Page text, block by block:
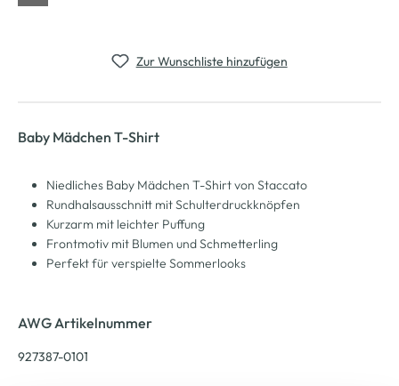
Zur Wunschliste hinzufügen
Baby Mädchen T-Shirt
Niedliches Baby Mädchen T-Shirt von Staccato
Rundhalsausschnitt mit Schulterdruckknöpfen
Kurzarm mit leichter Puffung
Frontmotiv mit Blumen und Schmetterling
Perfekt für verspielte Sommerlooks
AWG Artikelnummer
927387-0101